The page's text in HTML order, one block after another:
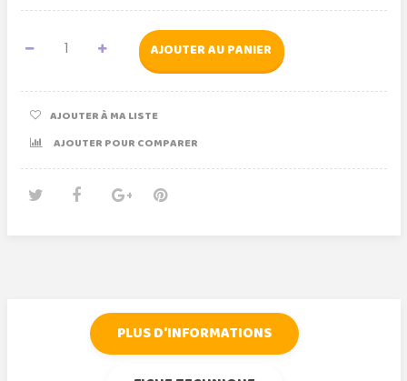
AJOUTER AU PANIER
AJOUTER À MA LISTE
AJOUTER POUR COMPARER
PLUS D'INFORMATIONS